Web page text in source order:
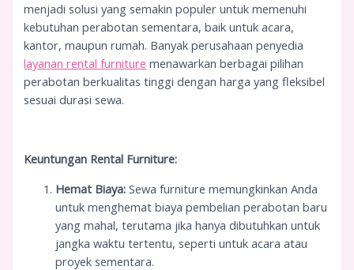
menjadi solusi yang semakin populer untuk memenuhi
kebutuhan perabotan sementara, baik untuk acara,
kantor, maupun rumah. Banyak perusahaan penyedia
layanan rental furniture menawarkan berbagai pilihan
perabotan berkualitas tinggi dengan harga yang fleksibel
sesuai durasi sewa.
Keuntungan Rental Furniture:
Hemat Biaya: Sewa furniture memungkinkan Anda
untuk menghemat biaya pembelian perabotan baru
yang mahal, terutama jika hanya dibutuhkan untuk
jangka waktu tertentu, seperti untuk acara atau
proyek sementara.